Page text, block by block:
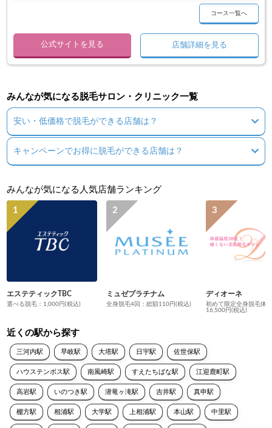
コース一覧へ
公式サイトを見る 店舗詳細を見る
みんなが気になる脱毛サロン・クリニック一覧
安い・低価格で脱毛ができる店舗は？
キャンペーンでお得に脱毛ができる店舗は？
みんなが気になる人気店舗ランキング
エステティックTBC
選べる脱毛：1,000円(税込)
ミュゼプラチナム
全身脱毛4回：総額110円(税込)
ディオーネ
初めて限定全身脱毛体
16,500円(税込)
近くの駅から探す
三河内駅 早岐駅 大塔駅 日宇駅 佐世保駅
ハウステンボス駅 南風崎駅 すえたちばな駅 江迎鹿町駅
高岩駅 いのつき駅 潜竜ヶ滝駅 吉井駅 真申駅
棚方駅 相浦駅 大学駅 上相浦駅 本山駅 中里駅